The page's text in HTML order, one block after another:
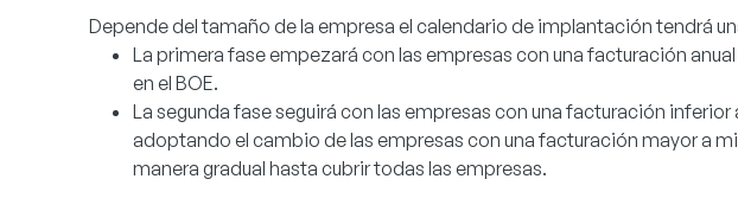
Depende del tamaño de la empresa el calendario de implantación tendrá
La primera fase empezará con las empresas con una facturación
en el BOE.
La segunda fase seguirá con las empresas con una facturación
adoptando el cambio de las empresas con una facturación mayor a
manera gradual hasta cubrir todas las empresas.